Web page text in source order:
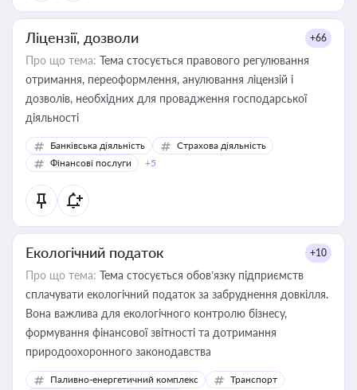
Ліцензії, дозволи +66
Про що тема: Тема стосується правового регулювання
отримання, переоформлення, анулювання ліцензій і
дозволів, необхідних для провадження господарської
діяльності
Банківська діяльність
Страхова діяльність
Фінансові послуги
+5
Екологічний податок +10
Про що тема: Тема стосується обов’язку підприємств
сплачувати екологічний податок за забруднення довкілля.
Вона важлива для екологічного контролю бізнесу,
формування фінансової звітності та дотримання
природоохоронного законодавства
Паливно-енергетичний комплекс
Транспорт